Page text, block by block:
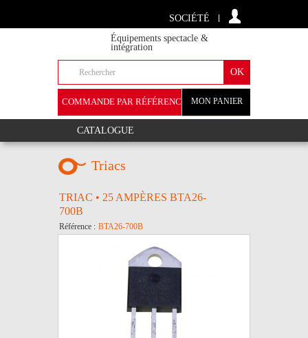
SOCIÉTÉ
Équipements spectacle &
intégration
MON PANIER
COMMANDE PAR RÉFÉRENCE
CATALOGUE
Triacs
TRIAC • 25 AMPÈRES BTA26-
700B
Référence : BTA26-700B